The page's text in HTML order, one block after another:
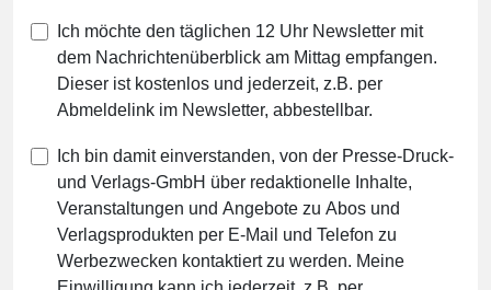
Ich möchte den täglichen 12 Uhr Newsletter mit
dem Nachrichtenüberblick am Mittag empfangen.
Dieser ist kostenlos und jederzeit, z.B. per
Abmeldelink im Newsletter, abbestellbar.
Ich bin damit einverstanden, von der Presse-Druck-
und Verlags-GmbH über redaktionelle Inhalte,
Veranstaltungen und Angebote zu Abos und
Verlagsprodukten per E-Mail und Telefon zu
Werbezwecken kontaktiert zu werden. Meine